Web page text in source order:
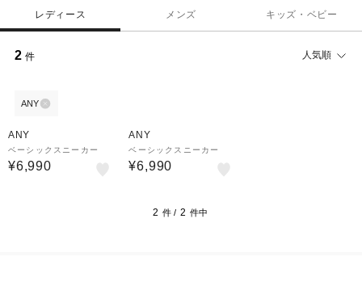
レディース メンズ キッズ・ベビー
2 件 人気順
ANY
ANY
ベーシックスニーカー
¥6,990
ANY
ベーシックスニーカー
¥6,990
2 件 / 2 件中